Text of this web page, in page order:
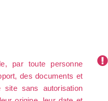
par toute personne
des documents et
sans autorisation